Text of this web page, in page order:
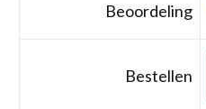
Beoordeling
Bestellen